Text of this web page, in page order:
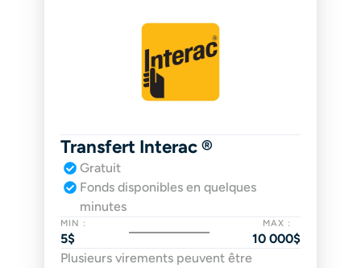
Transfert Interac ®
Gratuit
Fonds disponibles en quelques
minutes
MIN :
5$
MAX :
10 000$
Plusieurs virements peuvent être